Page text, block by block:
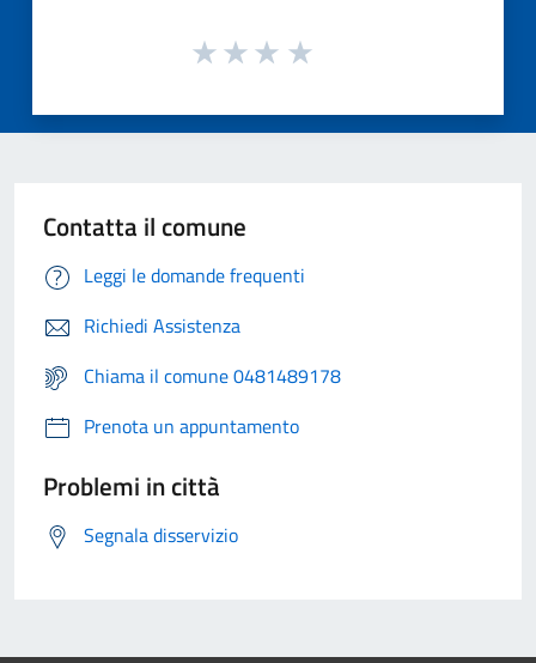
Contatta il comune
Leggi le domande frequenti
Richiedi Assistenza
Chiama il comune 0481489178
Prenota un appuntamento
Problemi in città
Segnala disservizio